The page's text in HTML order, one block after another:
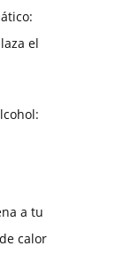
el
a tu
calor